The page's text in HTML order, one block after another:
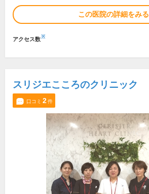
この医院の詳細をみる
アクセス数※
スリジエこころのクリニック
口コミ 2件